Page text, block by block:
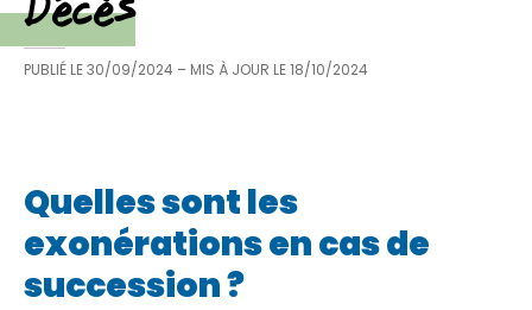
Décès
PUBLIÉ LE30/09/2024 – MIS À JOUR LE18/10/2024
Quelles sont les
exonérations en cas de
succession ?